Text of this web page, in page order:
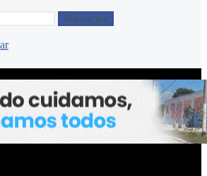
Buscar por